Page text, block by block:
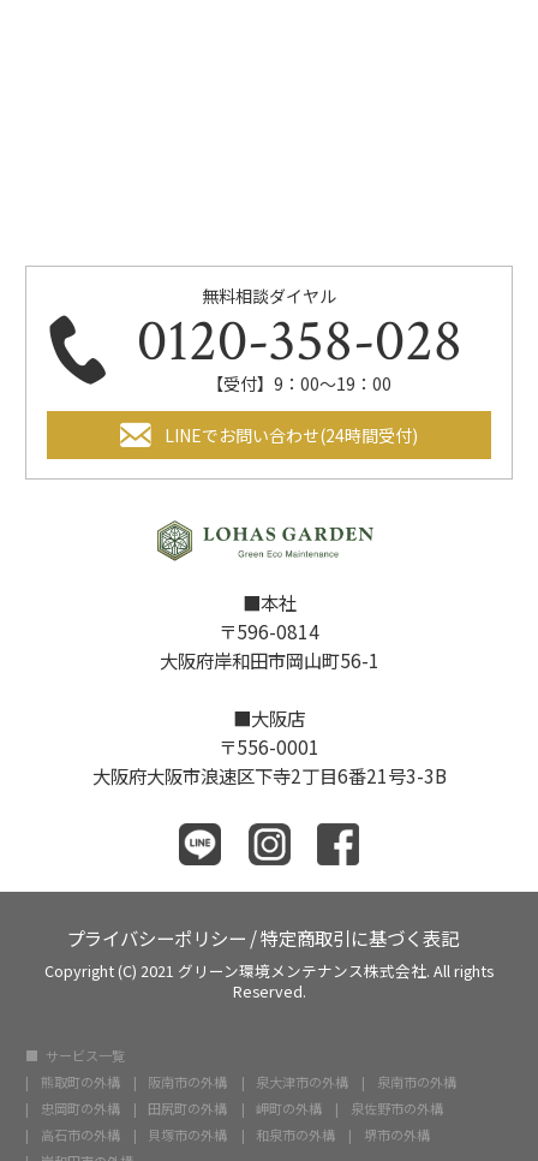
無料相談ダイヤル
0120-358-028
【受付】9：00～19：00
LINEでお問い合わせ(24時間受付)
■本社
〒596-0814
大阪府岸和田市岡山町56-1
■大阪店
〒556-0001
大阪府大阪市浪速区下寺2丁目6番21号3-3B
プライバシーポリシー /特定商取引に基づく表記
Copyright (C) 2021 グリーン環境メンテナンス株式会社. All rights
Reserved.
サービス一覧
熊取町の外構
阪南市の外構 泉大津市の外構
泉南市の外構
忠岡町の外構
田尻町の外構 岬町の外構
泉佐野市の外構
高石市の外構
貝塚市の外構 和泉市の外構
堺市の外構